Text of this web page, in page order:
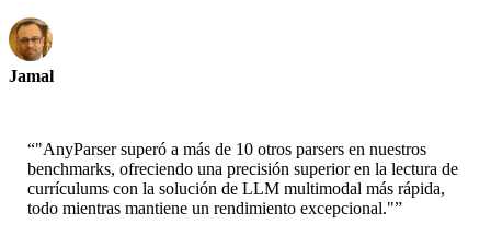
Jamal
“"AnyParser superó a más de 10 otros parsers en nuestros
benchmarks, ofreciendo una precisión superior en la lectura de
currículums con la solución de LLM multimodal más rápida,
todo mientras mantiene un rendimiento excepcional."”